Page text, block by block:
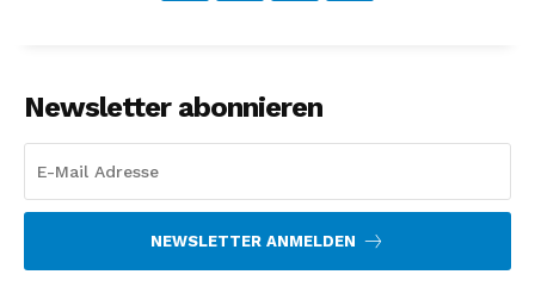
Newsletter abonnieren
NEWSLETTER ANMELDEN